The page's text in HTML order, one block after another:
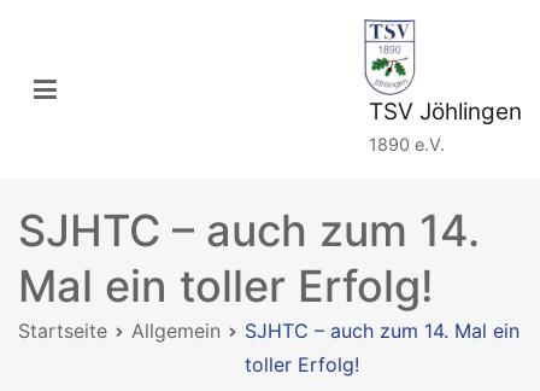
springen
TSV Jöhlingen
1890 e.V.
SJHTC – auch zum 14.
Mal ein toller Erfolg!
Startseite Allgemein
SJHTC – auch zum 14. Mal ein
toller Erfolg!